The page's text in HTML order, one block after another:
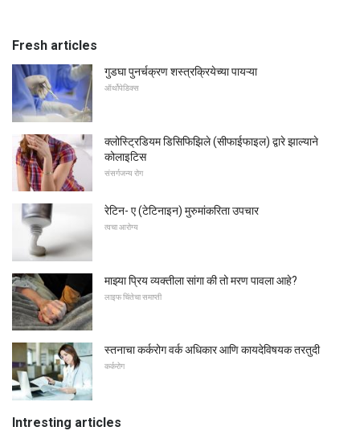
Fresh articles
गुडघा पुनर्चक्रण शस्त्रक्रियेच्या पायऱ्या
ऑर्थोपेडिक्स
क्लोस्ट्रिडियम डिसिफिझिले (सीफाईफाइल) द्वारे झाल्याने
कोलाइटिस
संसर्गजन्य रोग
रेटिन- ए (टेटिनाइन) मुरुमांकरिता उपचार
त्वचा आरोग्य
माझ्या प्रिय व्यक्तीला सांगा की तो मरण पावला आहे?
लाइफ चिंतेचा समाप्ती
स्तनाचा कर्करोग वर्क अधिकार आणि कायदेविषयक तरतुदी
कर्करोग
Intresting articles